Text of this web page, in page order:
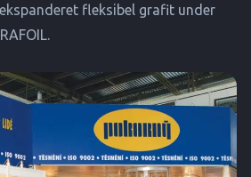
fleksibel grafit under